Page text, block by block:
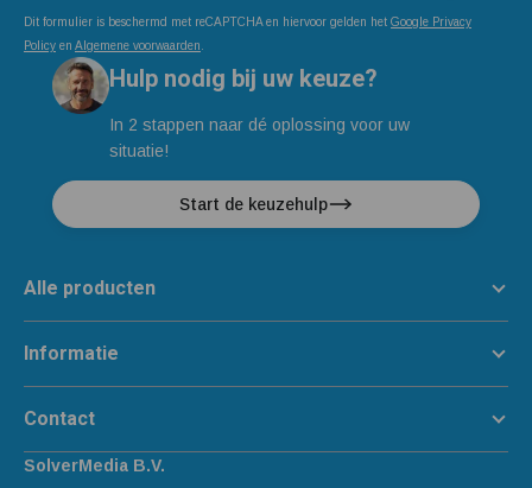
Dit formulier is beschermd met reCAPTCHA en hiervoor gelden het Google Privacy
Policy en Algemene voorwaarden.
Hulp nodig bij uw keuze?
In 2 stappen naar dé oplossing voor uw
situatie!
Start de keuzehulp
Alle producten
Informatie
Contact
SolverMedia B.V.